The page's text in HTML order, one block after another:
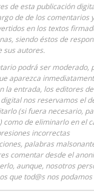
de esta publicación
de de los comentarios
en los textos
siendo éstos de
sus autores.
podrá ser moderado,
aparezca
la entrada, los editores
nos reservamos el
(si fuera necesario,
como de eliminarlo en el
incorrectas
palabras
comentar desde el
aunque, nosotros
que tod@s nos